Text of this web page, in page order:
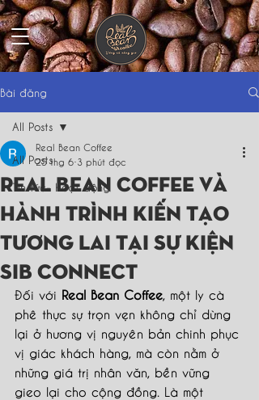
Bài đăng
All Posts
Tin tức- Hoạt động
All Posts
Real Bean Coffee Và
Hành Trình Kiến Tạo
Tương Lai Tại Sự Kiện
SIB CONNECT
Real Bean Coffee
25 thg 6 3 phút đọc
Đối với Real Bean Coffee , một ly cà
phê thực sự trọn vẹn không chỉ dừng
lại ở hương vị nguyên bản chinh phục
vị giác khách hàng, mà còn nằm ở
những giá trị nhân văn, bền vững
gieo lại cho cộng đồng. Là một